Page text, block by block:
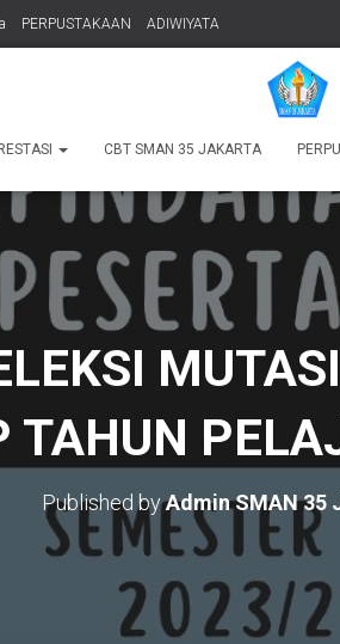
PERPUSTAKAAN ADIWIYATA
CBT SMAN 35 JAKARTA
TAHUN
Published byAdmin SMAN 35